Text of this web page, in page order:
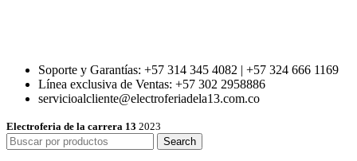
Soporte y Garantías: +57 314 345 4082 | +57 324 666 1169
Línea exclusiva de Ventas: +57 302 2958886
servicioalcliente@electroferiadela13.com.co
Electroferia de la carrera 13 2023
Search